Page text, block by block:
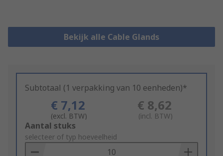
Bekijk alle Cable Glands
Subtotaal (1 verpakking van 10 eenheden)*
€ 7,12
(excl. BTW)
€ 8,62
(incl. BTW)
Add
to
Basket
Aantal stuks
selecteer of typ hoeveelheid